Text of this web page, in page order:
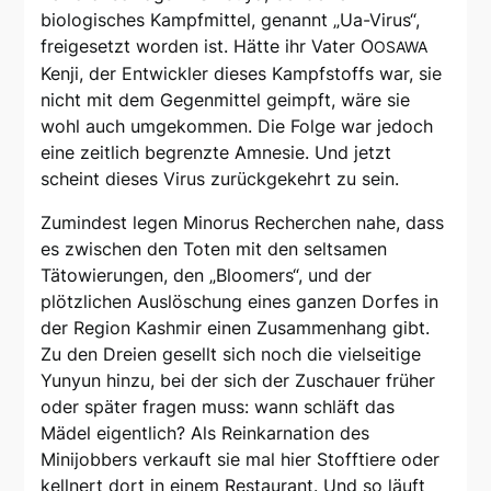
biologisches Kampfmittel, genannt „Ua-Virus“,
freigesetzt worden ist. Hätte ihr Vater OOSAWA
Kenji, der Entwickler dieses Kampfstoffs war, sie
nicht mit dem Gegenmittel geimpft, wäre sie
wohl auch umgekommen. Die Folge war jedoch
eine zeitlich begrenzte Amnesie. Und jetzt
scheint dieses Virus zurückgekehrt zu sein.
Zumindest legen Minorus Recherchen nahe, dass
es zwischen den Toten mit den seltsamen
Tätowierungen, den „Bloomers“, und der
plötzlichen Auslöschung eines ganzen Dorfes in
der Region Kashmir einen Zusammenhang gibt.
Zu den Dreien gesellt sich noch die vielseitige
Yunyun hinzu, bei der sich der Zuschauer früher
oder später fragen muss: wann schläft das
Mädel eigentlich? Als Reinkarnation des
Minijobbers verkauft sie mal hier Stofftiere oder
kellnert dort in einem Restaurant. Und so läuft